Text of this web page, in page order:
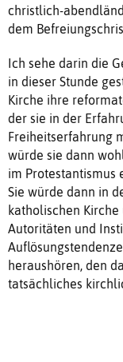
christlich-
dem
Ich sehe darin die
in dieser Stunde
Kirche ihre
der sie in der
Freiheitserfahrung
würde sie dann
im Protestantismus
Sie würde dann in
katholischen
Autoritäten und
heraushören, den
tatsächliches